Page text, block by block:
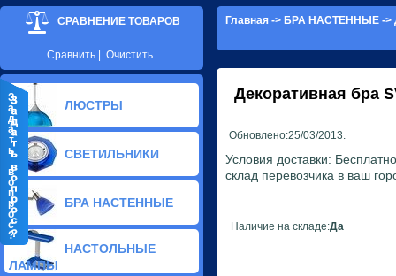
З
а
д
а
т
ь
в
о
п
р
о
с
?
Главная -> БРА НАСТЕННЫЕ ->
Декоративная бра
Обновлено:25/03/2013.
Наличие на складе:Да
Условия доставки:
склад перевозчика в ваш
СРАВНЕНИЕ ТОВАРОВ
Сравнить Очистить
ЛЮСТРЫ
СВЕТИЛЬНИКИ
БРА НАСТЕННЫЕ
Классические бра (31)
Стеклянные бра (115)
Тиффани бра (9)
НАСТОЛЬНЫЕ
ЛАМПЫ